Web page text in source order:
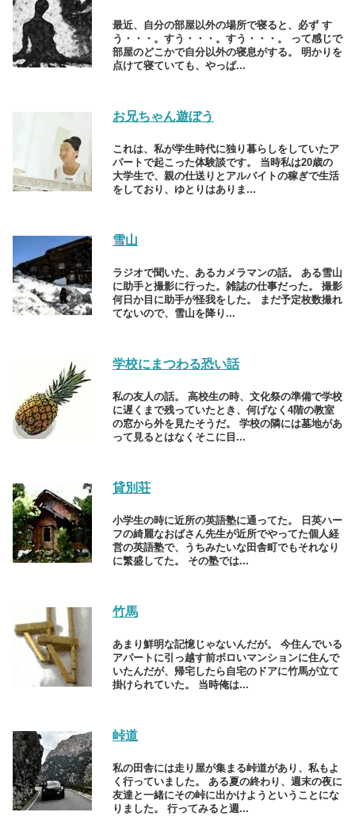
最近、自分の部屋以外の場所で寝ると、必ず す
う・・・。すう・・・。すう・・・。 って感じで
部屋のどこかで自分以外の寝息がする。 明かりを
点けて寝ていても、やっぱ...
お兄ちゃん遊ぼう
これは、私が学生時代に独り暮らしをしていたア
パートで起こった体験談です。 当時私は20歳の
大学生で、親の仕送りとアルバイトの稼ぎで生活
をしており、ゆとりはありま...
雪山
ラジオで聞いた、あるカメラマンの話。 ある雪山
に助手と撮影に行った。雑誌の仕事だった。 撮影
何日か目に助手が怪我をした。 まだ予定枚数撮れ
てないので、雪山を降り...
学校にまつわる恐い話
私の友人の話。 高校生の時、文化祭の準備で学校
に遅くまで残っていたとき、何げなく4階の教室
の窓から外を見たそうだ。 学校の隣には墓地があ
って見るとはなくそこに目...
貸別荘
小学生の時に近所の英語塾に通ってた。 日英ハー
フの綺麗なおばさん先生が近所でやってた個人経
営の英語塾で、うちみたいな田舎町でもそれなり
に繁盛してた。 その塾では...
竹馬
あまり鮮明な記憶じゃないんだが。 今住んでいる
アパートに引っ越す前ボロいマンションに住んで
いたんだが、帰宅したら自宅のドアに竹馬が立て
掛けられていた。 当時俺は...
峠道
私の田舎には走り屋が集まる峠道があり、私もよ
く行っていました。 ある夏の終わり、週末の夜に
友達と一緒にその峠に出かけようということにな
りました。 行ってみると週...